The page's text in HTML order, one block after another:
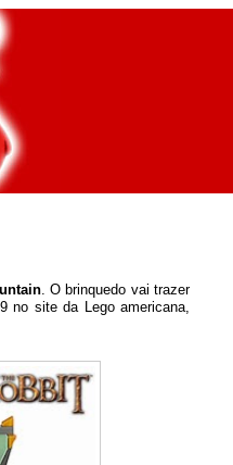
. O brinquedo vai trazer
no site da Lego americana,